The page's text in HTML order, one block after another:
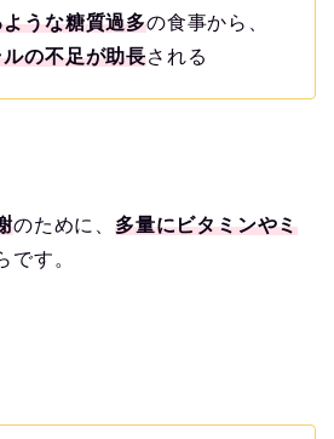
うな糖質過多の食事から、
の不足が助長される
のために、 多量にビタミンやミ
です。